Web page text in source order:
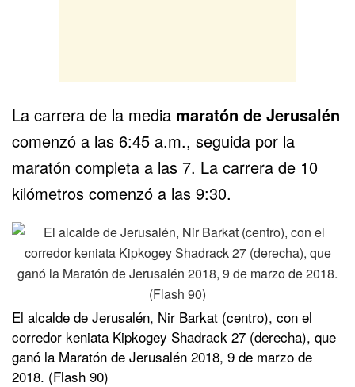
La carrera de la media maratón de Jerusalén
comenzó a las 6:45 a.m., seguida por la
maratón completa a las 7. La carrera de 10
kilómetros comenzó a las 9:30.
El alcalde de Jerusalén, Nir Barkat (centro), con el
corredor keniata Kipkogey Shadrack 27 (derecha), que
ganó la Maratón de Jerusalén 2018, 9 de marzo de
2018. (Flash 90)